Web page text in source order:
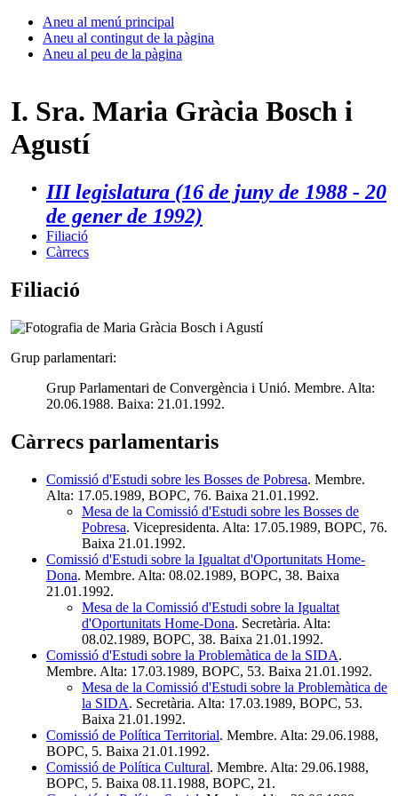
Aneu al menú principal
Aneu al contingut de la pàgina
Aneu al peu de la pàgina
I. Sra. Maria Gràcia Bosch i
Agustí
III legislatura (16 de juny de 1988 - 20
de gener de 1992)
Filiació
Càrrecs
Filiació
Grup parlamentari:
Grup Parlamentari de Convergència i Unió. Membre. Alta:
20.06.1988. Baixa: 21.01.1992.
Càrrecs parlamentaris
Comissió d'Estudi sobre les Bosses de Pobresa. Membre.
Alta: 17.05.1989, BOPC, 76. Baixa 21.01.1992.
Mesa de la Comissió d'Estudi sobre les Bosses de
Pobresa. Vicepresidenta. Alta: 17.05.1989, BOPC, 76.
Baixa 21.01.1992.
Comissió d'Estudi sobre la Igualtat d'Oportunitats Home-
Dona. Membre. Alta: 08.02.1989, BOPC, 38. Baixa
21.01.1992.
Mesa de la Comissió d'Estudi sobre la Igualtat
d'Oportunitats Home-Dona. Secretària. Alta:
08.02.1989, BOPC, 38. Baixa 21.01.1992.
Comissió d'Estudi sobre la Problemàtica de la SIDA.
Membre. Alta: 17.03.1989, BOPC, 53. Baixa 21.01.1992.
Mesa de la Comissió d'Estudi sobre la Problemàtica de
la SIDA. Secretària. Alta: 17.03.1989, BOPC, 53.
Baixa 21.01.1992.
Comissió de Política Territorial. Membre. Alta: 29.06.1988,
BOPC, 5. Baixa 21.01.1992.
Comissió de Política Cultural. Membre. Alta: 29.06.1988,
BOPC, 5. Baixa 08.11.1988, BOPC, 21.